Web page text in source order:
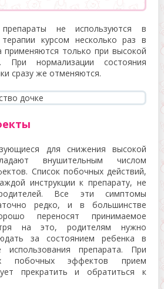
не используются в
курсом несколько раз в
применяются только при высокой
При нормализации состояния
сразу же отменяются.
для снижения высокой
внушительным числом
Список побочных действий,
инструкции к препарату, не
Все эти симптомы
редко, и в большинстве
переносят принимаемое
на это, родителям нужно
за состоянием ребенка в
препарата. При
побочных эффектов прием
прекратить и обратиться к